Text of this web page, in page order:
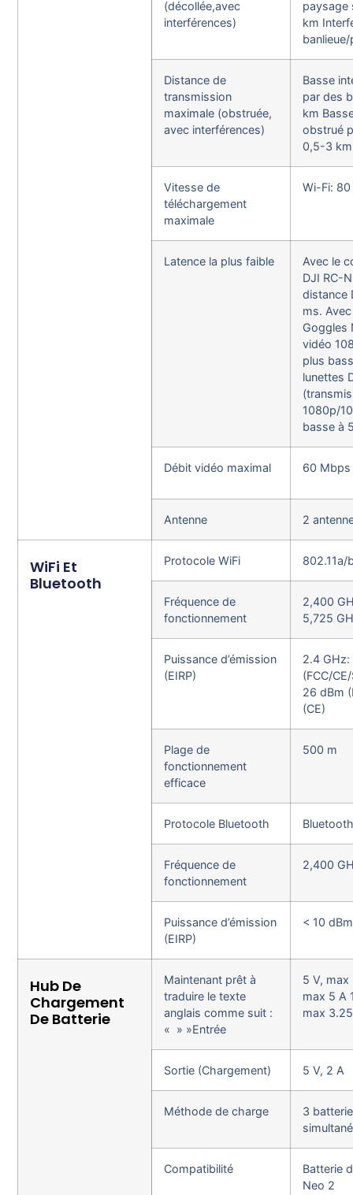
(décollée,avec
interférences)
paysage
km
Distance de
transmission
maximale (obstruée,
avec interférences)
Basse
par des
km
obstrué
0,5-3 km
Vitesse de
téléchargement
maximale
Wi-Fi:
Latence la plus faible
Avec le
DJI RC-
distance
ms.
Goggles
vidéo
plus
lunettes
1080p/
basse à
Débit vidéo maximal 60 Mbps
Antenne 2
WiFi Et
Bluetooth
Protocole WiFi
Fréquence de
fonctionnement
2,400
5,725
Puissance d’émission
(EIRP)
2.4
(FCC/
26 dBm
(CE)
Plage de
fonctionnement
efficace
500 m
Protocole Bluetooth
Fréquence de
fonctionnement
2,400
Puissance d’émission
(EIRP)
< 10 dBm
Hub De
Chargement
De Batterie
Maintenant prêt à
traduire le texte
anglais comme suit :
« » »Entrée
5 V, max
max 5 A
max
Sortie (Chargement) 5 V, 2 A
Méthode de charge
3
Compatibilité
Batterie
Neo 2